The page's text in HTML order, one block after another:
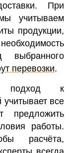
При
учитываем
продукции,
выбранного
перевозки.
подход к
все
предложить
работы.
расчёта,